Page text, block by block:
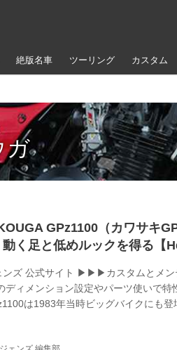
絶版名車 ツーリング カスタム
ガ
GPz1100（カワサキ
く足と低めルックを得る【
ンズ 公式サイト ▶▶▶カスタムとメン
ディメンション設定やパーツ使いで
は1983年当時ビッグバイクにも登
たモデルだ。そしてこれは、そんな